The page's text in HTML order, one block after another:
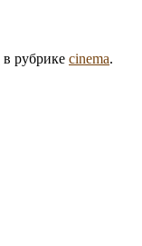
в рубрике cinema.